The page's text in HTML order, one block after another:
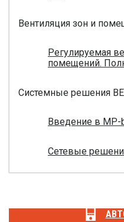
Вентиляция зон и
Регулируемая
помещений.
Системные решения
Введение в MP-
Сетевые